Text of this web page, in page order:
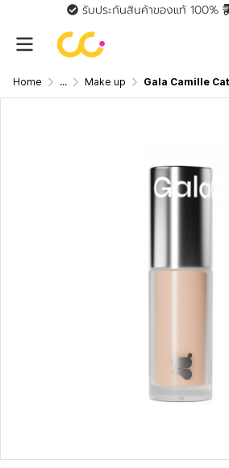
รับประกันสินค้าของแท้ 100%
Home ... Make up Gala Camille Catching Skin Loosen